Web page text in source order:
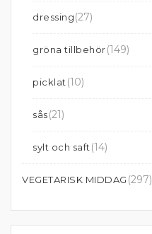
dressing(27)
gröna tillbehör(149)
picklat (10)
sås(21)
sylt och saft (14)
VEGETARISK MIDDAG (297)